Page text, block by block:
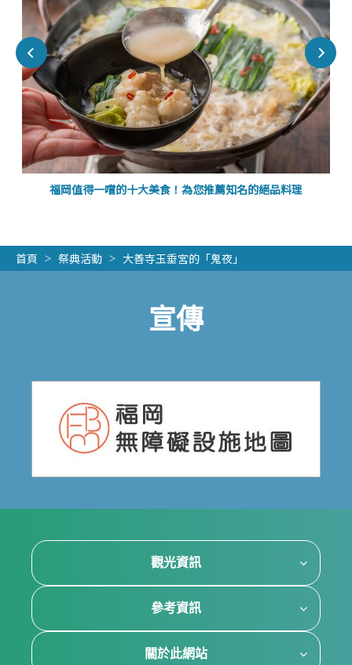
福岡值得一嚐的十大美食！為您推薦知名的絕品料理
首頁 祭典活動 大善寺玉垂宮的「鬼夜」
宣傳
觀光資訊
參考資訊
關於此網站